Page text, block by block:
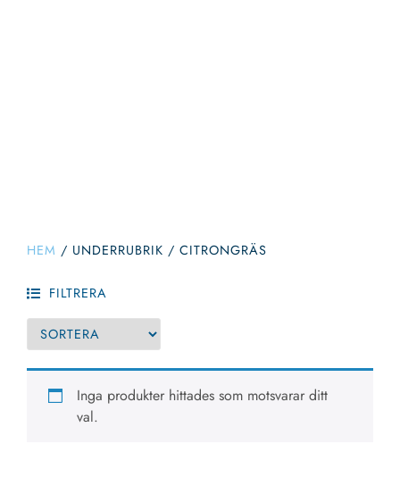
HEM / UNDERRUBRIK / CITRONGRÄS
FILTRERA
Inga produkter hittades som motsvarar ditt
val.